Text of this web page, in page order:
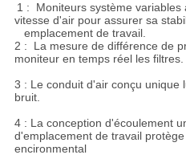
1 : Moniteurs système variables
vitesse d'air pour assurer sa
emplacement de travail.
2 : La mesure de différence de
moniteur en temps réel les filtres.
3 : Le conduit d'air conçu unique
bruit.
4 : La conception d'écoulement
d'emplacement de travail
encironmental